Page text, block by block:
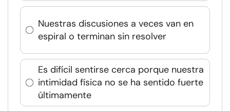
Nuestras discusiones a veces van en
espiral o terminan sin resolver
Es difícil sentirse cerca porque nuestra
intimidad física no se ha sentido fuerte
últimamente